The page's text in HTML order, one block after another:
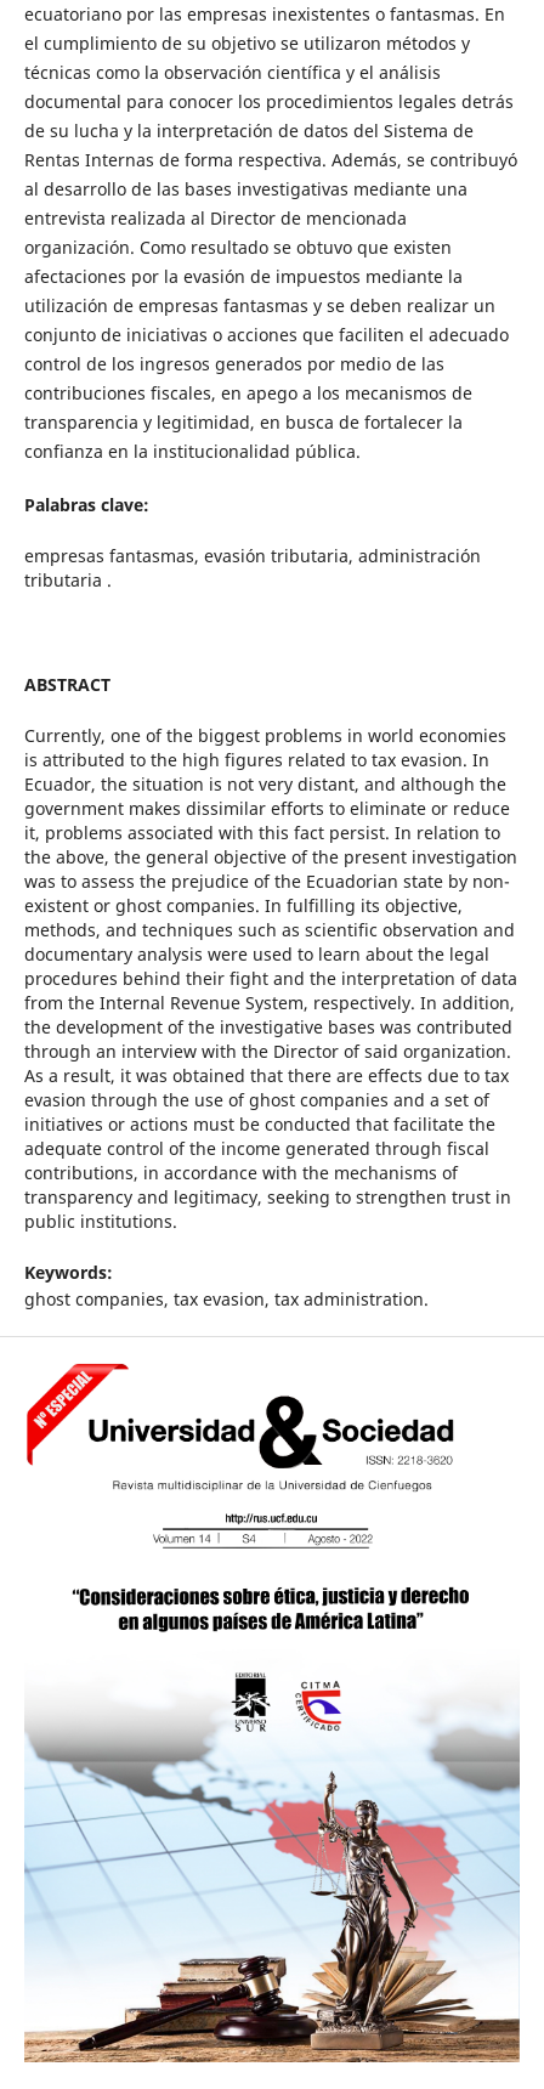
ecuatoriano por las empresas inexistentes o fantasmas. En
el cumplimiento de su objetivo se utilizaron métodos y
técnicas como la observación científica y el análisis
documental para conocer los procedimientos legales detrás
de su lucha y la interpretación de datos del Sistema de
Rentas Internas de forma respectiva. Además, se contribuyó
al desarrollo de las bases investigativas mediante una
entrevista realizada al Director de mencionada
organización. Como resultado se obtuvo que existen
afectaciones por la evasión de impuestos mediante la
utilización de empresas fantasmas y se deben realizar un
conjunto de iniciativas o acciones que faciliten el adecuado
control de los ingresos generados por medio de las
contribuciones fiscales, en apego a los mecanismos de
transparencia y legitimidad, en busca de fortalecer la
confianza en la institucionalidad pública.
Palabras clave:
empresas fantasmas, evasión tributaria, administración
tributaria .
ABSTRACT
Currently, one of the biggest problems in world economies
is attributed to the high figures related to tax evasion. In
Ecuador, the situation is not very distant, and although the
government makes dissimilar efforts to eliminate or reduce
it, problems associated with this fact persist. In relation to
the above, the general objective of the present investigation
was to assess the prejudice of the Ecuadorian state by non-
existent or ghost companies. In fulfilling its objective,
methods, and techniques such as scientific observation and
documentary analysis were used to learn about the legal
procedures behind their fight and the interpretation of data
from the Internal Revenue System, respectively. In addition,
the development of the investigative bases was contributed
through an interview with the Director of said organization.
As a result, it was obtained that there are effects due to tax
evasion through the use of ghost companies and a set of
initiatives or actions must be conducted that facilitate the
adequate control of the income generated through fiscal
contributions, in accordance with the mechanisms of
transparency and legitimacy, seeking to strengthen trust in
public institutions.
Keywords:
ghost companies, tax evasion, tax administration.